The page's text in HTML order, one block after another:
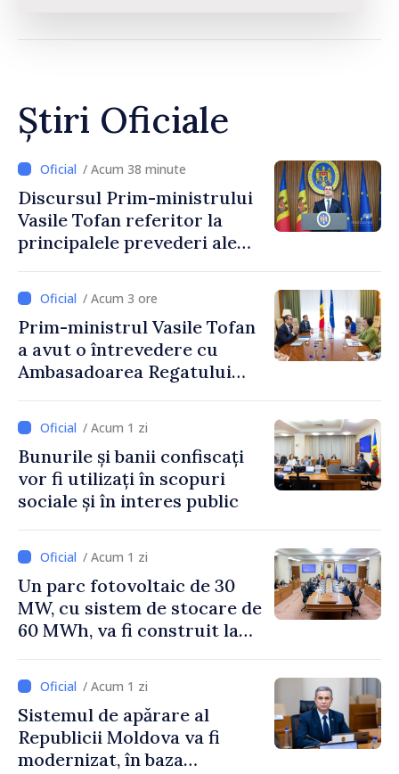
Știri Oficiale
/ Acum 38 minute
Discursul Prim-ministrului
Vasile Tofan referitor la
principalele prevederi ale
2027
/ Acum 3 ore
Prim-ministrul Vasile Tofan
a avut o întrevedere cu
Ambasadoarea Regatului
Irlandei de Nord, Fern
Horine / Acum 1 zi
Bunurile și banii confiscați
vor fi utilizați în scopuri
sociale și în interes public
/ Acum 1 zi
Un parc fotovoltaic de 30
MW, cu sistem de stocare de
60 MWh, va fi construit la
/ Acum 1 zi
Sistemul de apărare al
Republicii Moldova va fi
modernizat, în baza